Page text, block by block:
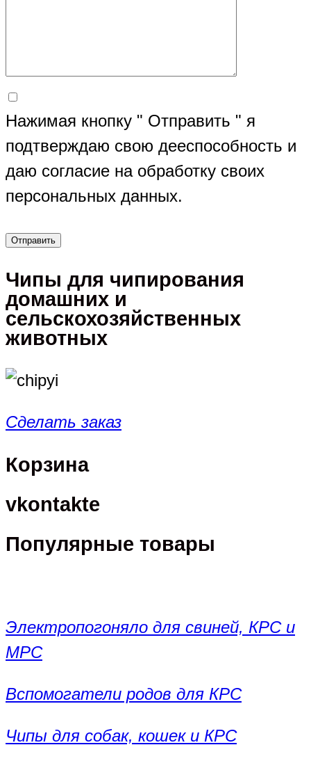
Нажимая кнопку " Отправить " я
подтверждаю свою дееспособность и
даю согласие на обработку своих
персональных данных.
Чипы для чипирования
домашних и
сельскохозяйственных
животных
Сделать заказ
Корзина
vkontakte
Популярные товары
Электропогоняло для свиней, КРС и
МРС
Вспомогатели родов для КРС
Чипы для собак, кошек и КРС